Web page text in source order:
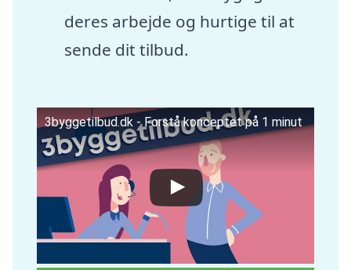
deres arbejde og hurtige til at
sende dit tilbud.
3byggetilbud.dk - Forstå konceptet på 1 minut